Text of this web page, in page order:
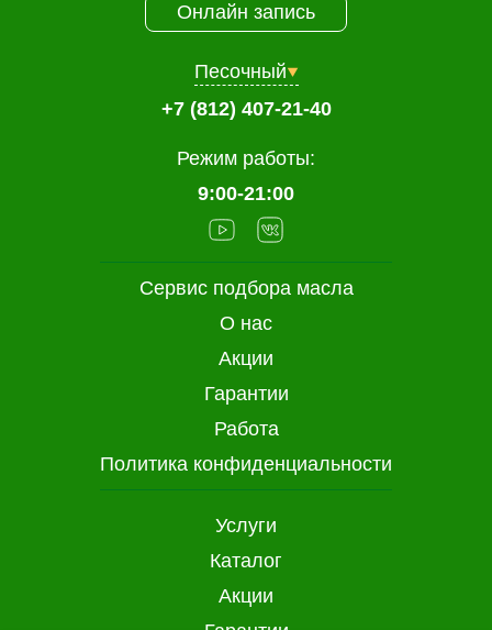
Услуги
Каталог
Акции
Сервис подбора масла
О нас
Акции
Гарантии
Работа
Политика конфиденциальности
Онлайн запись
Песочный
+7 (812) 407-21-40
Режим работы:
9:00-21:00